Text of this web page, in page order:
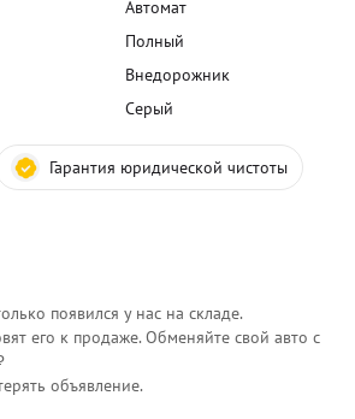
Автомат
Полный
Внедорожник
Серый
Гарантия юридической чистоты
появился у нас на складе.
его к продаже. Обменяйте свой авто с
объявление.